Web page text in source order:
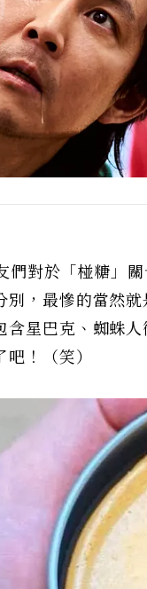
對於「椪糖」關
別，最慘的當然
含星巴克、蜘蛛
！（笑）